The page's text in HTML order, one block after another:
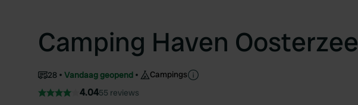
Camping Haven Oosterzee
28 Vandaag geopend Campings
4.0455 reviews